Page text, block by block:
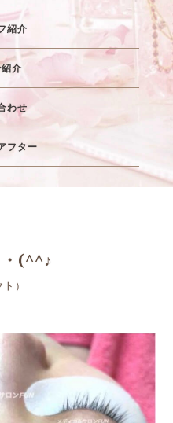
紹介
介
わせ
フター
(^^♪
）